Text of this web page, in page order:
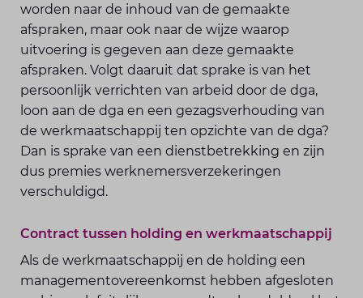
worden naar de inhoud van de gemaakte
afspraken, maar ook naar de wijze waarop
uitvoering is gegeven aan deze gemaakte
afspraken. Volgt daaruit dat sprake is van het
persoonlijk verrichten van arbeid door de dga,
loon aan de dga en een gezagsverhouding van
de werkmaatschappij ten opzichte van de dga?
Dan is sprake van een dienstbetrekking en zijn
dus premies werknemersverzekeringen
verschuldigd.
Contract tussen holding en werkmaatschappij
Als de werkmaatschappij en de holding een
managementovereenkomst hebben afgesloten